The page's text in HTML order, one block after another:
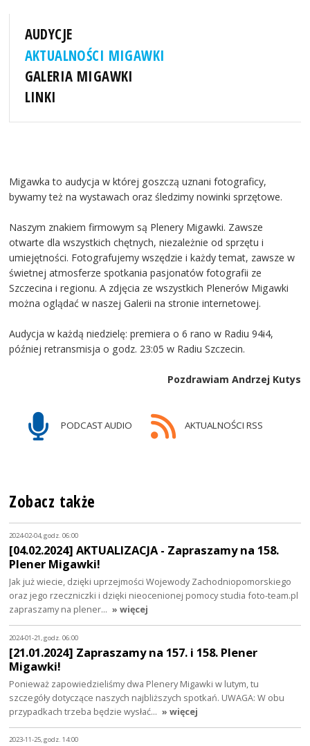
AUDYCJE
AKTUALNOŚCI MIGAWKI
GALERIA MIGAWKI
LINKI
Migawka to audycja w której goszczą uznani fotograficy,
bywamy też na wystawach oraz śledzimy nowinki sprzętowe.
Naszym znakiem firmowym są Plenery Migawki. Zawsze
otwarte dla wszystkich chętnych, niezależnie od sprzętu i
umiejętności. Fotografujemy wszędzie i każdy temat, zawsze w
świetnej atmosferze spotkania pasjonatów fotografii ze
Szczecina i regionu. A zdjęcia ze wszystkich Plenerów Migawki
można oglądać w naszej Galerii na stronie internetowej.
Audycja w każdą niedzielę: premiera o 6 rano w Radiu 94i4,
później retransmisja o godz. 23:05 w Radiu Szczecin.
Pozdrawiam Andrzej Kutys
PODCAST AUDIO AKTUALNOŚCI RSS
Zobacz także
2024-02-04, godz. 06:00
[04.02.2024] AKTUALIZACJA - Zapraszamy na 158.
Plener Migawki!
Jak już wiecie, dzięki uprzejmości Wojewody Zachodniopomorskiego
oraz jego rzeczniczki i dzięki nieocenionej pomocy studia foto-team.pl
zapraszamy na plener… » więcej
2024-01-21, godz. 06:00
[21.01.2024] Zapraszamy na 157. i 158. Plener
Migawki!
Ponieważ zapowiedzieliśmy dwa Plenery Migawki w lutym, tu
szczegóły dotyczące naszych najbliższych spotkań. UWAGA: W obu
przypadkach trzeba będzie wysłać… » więcej
2023-11-25, godz. 14:00